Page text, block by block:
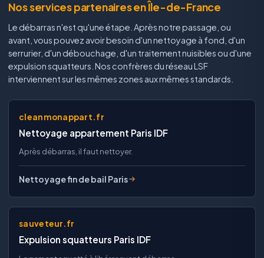
Nos services partenaires en Île-de-France
Le débarras n'est qu'une étape. Après notre passage, ou
avant, vous pouvez avoir besoin d'un nettoyage à fond, d'un
serrurier, d'un débouchage, d'un traitement nuisibles ou d'une
expulsion squatteurs. Nos confrères du réseau LSF
interviennent sur les mêmes zones aux mêmes standards.
cleanmonappart.fr
Nettoyage appartement Paris IDF
Après débarras, il faut nettoyer.
Nettoyage fin de bail Paris
sauveteur.fr
Expulsion squatteurs Paris IDF